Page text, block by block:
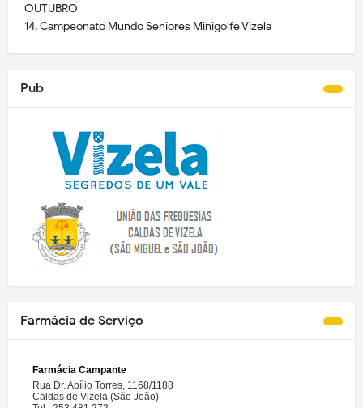
OUTUBRO
14, Campeonato Mundo Séniores Minigolfe Vizela
Pub
Farmácia de Serviço